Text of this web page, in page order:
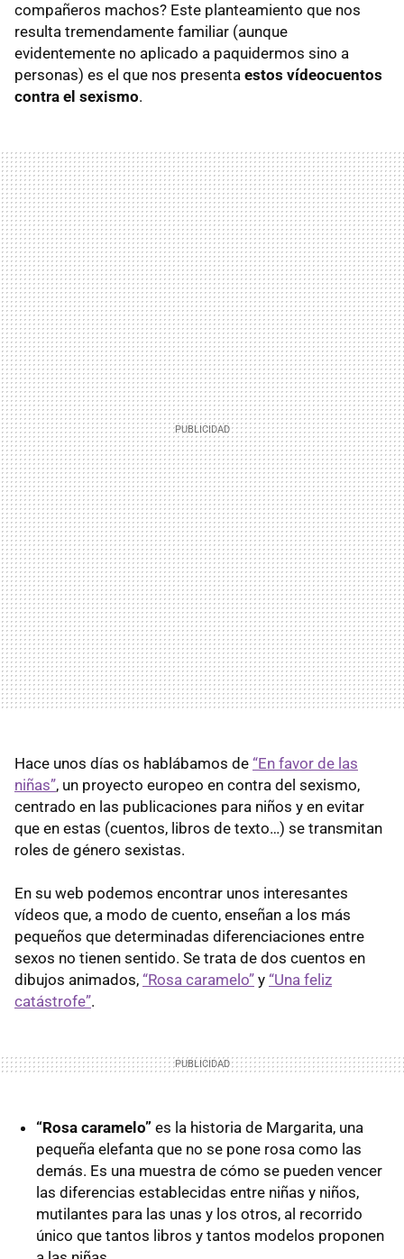
compañeros machos? Este planteamiento que nos
resulta tremendamente familiar (aunque
evidentemente no aplicado a paquidermos sino a
personas) es el que nos presenta estos vídeocuentos
contra el sexismo.
Hace unos días os hablábamos de “En favor de las
niñas”, un proyecto europeo en contra del sexismo,
centrado en las publicaciones para niños y en evitar
que en estas (cuentos, libros de texto…) se transmitan
roles de género sexistas.
En su web podemos encontrar unos interesantes
vídeos que, a modo de cuento, enseñan a los más
pequeños que determinadas diferenciaciones entre
sexos no tienen sentido. Se trata de dos cuentos en
dibujos animados, “Rosa caramelo” y “Una feliz
catástrofe”.
“Rosa caramelo” es la historia de Margarita, una
pequeña elefanta que no se pone rosa como las
demás. Es una muestra de cómo se pueden vencer
las diferencias establecidas entre niñas y niños,
mutilantes para las unas y los otros, al recorrido
único que tantos libros y tantos modelos proponen